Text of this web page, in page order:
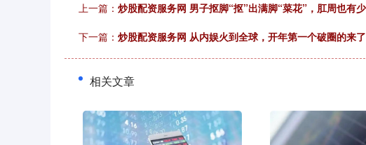
上一篇： 炒股配资服务网 男子抠脚“抠”出满脚“菜花”，肛周也有
下一篇： 炒股配资服务网 从内娱火到全球，开年第一个破圈的来了
相关文章